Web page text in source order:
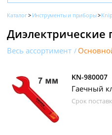
Каталог Инструменты и приборы
Весь ассортимент
KN-980007
Гаечный
Срок